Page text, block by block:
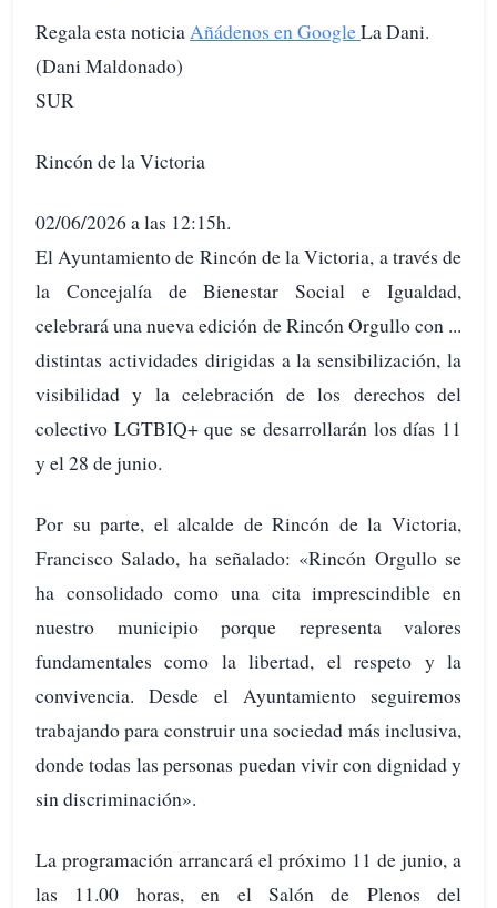
Regala esta noticia Añádenos en GoogleLa Dani.
(Dani Maldonado)
SUR
Rincón de la Victoria
02/06/2026 a las 12:15h.
El Ayuntamiento de Rincón de la Victoria, a través de
la Concejalía de Bienestar Social e Igualdad,
celebrará una nueva edición de Rincón Orgullo con ...
distintas actividades dirigidas a la sensibilización, la
visibilidad y la celebración de los derechos del
colectivo LGTBIQ+ que se desarrollarán los días 11
y el 28 de junio.
Por su parte, el alcalde de Rincón de la Victoria,
Francisco Salado, ha señalado: «Rincón Orgullo se
ha consolidado como una cita imprescindible en
nuestro municipio porque representa valores
fundamentales como la libertad, el respeto y la
convivencia. Desde el Ayuntamiento seguiremos
trabajando para construir una sociedad más inclusiva,
donde todas las personas puedan vivir con dignidad y
sin discriminación».
La programación arrancará el próximo 11 de junio, a
las 11.00 horas, en el Salón de Plenos del